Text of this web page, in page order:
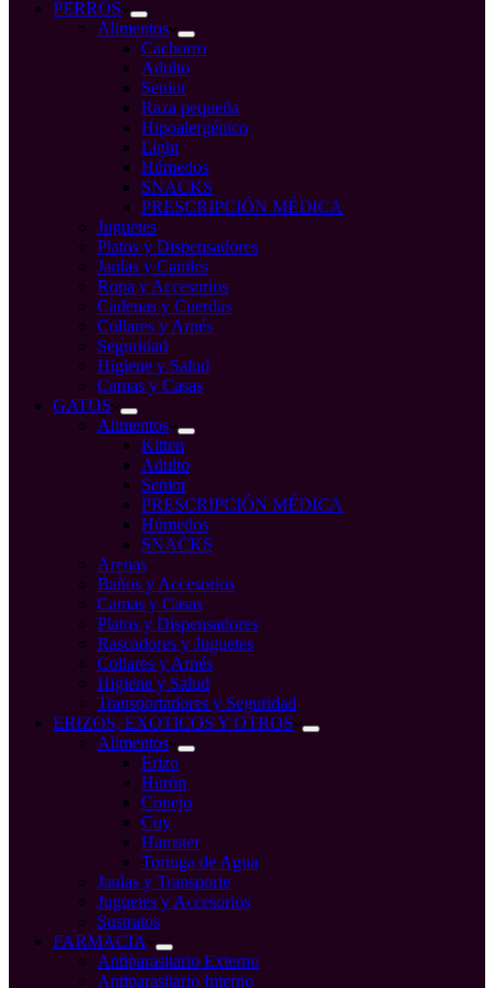
compraPERROS
Alimentos
Cachorro
Adulto
Senior
Raza pequeña
Hipoalergénico
Light
Húmedos
SNACKS
PRESCRIPCIÓN MÉDICA
Juguetes
Platos y Dispensadores
Jaulas y Caniles
Ropa y Accesorios
Cadenas y Cuerdas
Collares y Arnés
Seguridad
Higiene y Salud
Camas y Casas
GATOS
Alimentos
Kitten
Adulto
Senior
PRESCRIPCIÓN MÉDICA
Húmedos
SNACKS
Arenas
Baños y Accesorios
Camas y Casas
Platos y Dispensadores
Rascadores y Juguetes
Collares y Arnés
Higiene y Salud
Transportadores y Seguridad
ERIZOS, EXOTICOS Y OTROS
Alimentos
Erizo
Hurón
Conejo
Cuy
Hamster
Tortuga de Agua
Jaulas y Transporte
Juguetes y Accesorios
Sustratos
FARMACIA
Antiparasitario Externo
Antiparasitario Interno